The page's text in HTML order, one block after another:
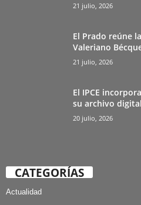
21 julio, 2026
El Prado reúne
Valeriano
21 julio, 2026
El IPCE
su archivo digital
20 julio, 2026
CATEGORÍAS
Actualidad